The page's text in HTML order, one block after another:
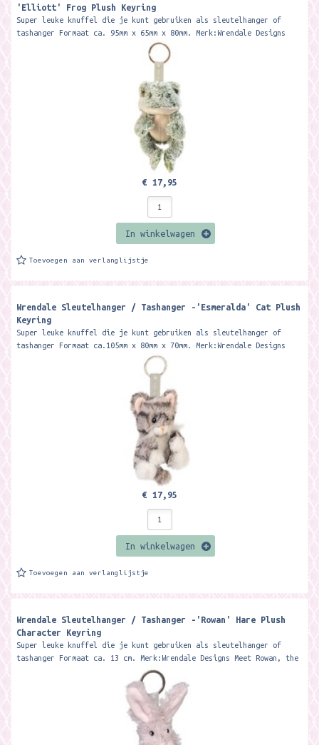
'Elliott' Frog Plush Keyring
Super leuke knuffel die je kunt gebruiken als sleutelhanger of
tashanger Formaat ca. 95mm x 65mm x 80mm. Merk:Wrendale Designs
€ 17,95
In winkelwagen
Toevoegen aan verlanglijstje
Wrendale Sleutelhanger / Tashanger -'Esmeralda' Cat Plush
Keyring
Super leuke knuffel die je kunt gebruiken als sleutelhanger of
tashanger Formaat ca.105mm x 80mm x 70mm. Merk:Wrendale Designs
€ 17,95
In winkelwagen
Toevoegen aan verlanglijstje
Wrendale Sleutelhanger / Tashanger -'Rowan' Hare Plush
Character Keyring
Super leuke knuffel die je kunt gebruiken als sleutelhanger of
tashanger Formaat ca. 13 cm. Merk:Wrendale Designs Meet Rowan, the